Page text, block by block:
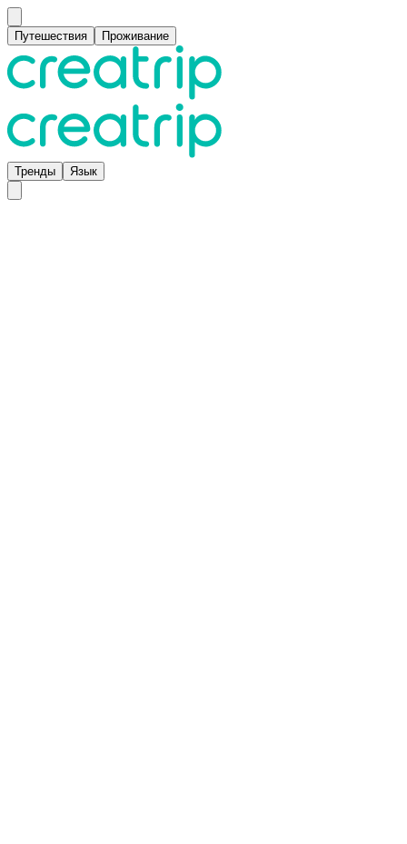
Путешествия Проживание
Тренды Язык